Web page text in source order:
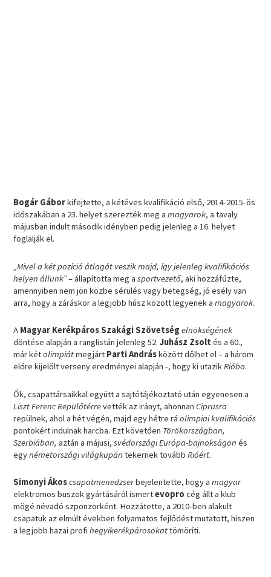
Bogár Gáborkifejtette, a kétéves kvalifikáció első, 2014-2015-ös
időszakában a 23. helyet szerezték meg amagyarok, a tavaly
májusban indult második idényben pedig jelenleg a 16. helyet
foglalják el.
„Mivel a két pozíció átlagát veszik majd, így jelenleg kvalifikációs
helyen állunk”– állapította meg asportvezető, aki hozzáfűzte,
amennyiben nem jön közbe sérülés vagy betegség, jó esély van
arra, hogy a záráskor a legjobb húsz között legyenek amagyarok.
A Magyar Kerékpáros Szakági Szövetség elnökségének
döntése alapján a ranglistán jelenleg 52. Juhász Zsolt és a 60.,
már kétolimpiátmegjárt Parti Andrásközött dőlhet el – a három
előre kijelölt verseny eredményei alapján -, hogy ki utazikRióba.
Ők, csapattársaikkal együtt a sajtótájékoztató után egyenesen a
Liszt Ferenc Repülőtérrevették az irányt, ahonnanCiprusra
repülnek, ahol a hét végén, majd egy hétre ráolimpiai kvalifikációs
pontokért indulnak harcba. Ezt követően Törökországban,
Szerbiában, aztán a májusi,svédországi Európa-bajnokságon és
egynémetországi világkupán tekernek továbbRióért.
Simonyi Ákoscsapatmenedzserbejelentette, hogy amagyar
elektromos buszok gyártásáról ismertevopro cég állt a klub
mögé névadó szponzorként. Hozzátette, a 2010-ben alakult
csapatuk az elmúlt években folyamatos fejlődést mutatott, hiszen
a legjobb hazai profihegyikerékpárosokattömöríti.